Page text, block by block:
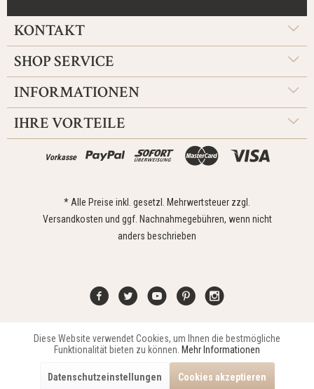
KONTAKT
SHOP SERVICE
INFORMATIONEN
IHRE VORTEILE
Vorkasse
* Alle Preise inkl. gesetzl. Mehrwertsteuer zzgl.
Versandkosten und ggf. Nachnahmegebühren, wenn nicht
anders beschrieben
Kontakt Widerrufsrecht Impressum Versand Datenschutz
Copyright © 2021 Edona Design GmbH // DesignDupp GmbH
Funktionale Aktiv
Aktiv
Diese Website verwendet Cookies, um Ihnen die bestmögliche
Funktionalität bieten zu können. Mehr Informationen
Datenschutzeinstellungen Cookies akzeptieren